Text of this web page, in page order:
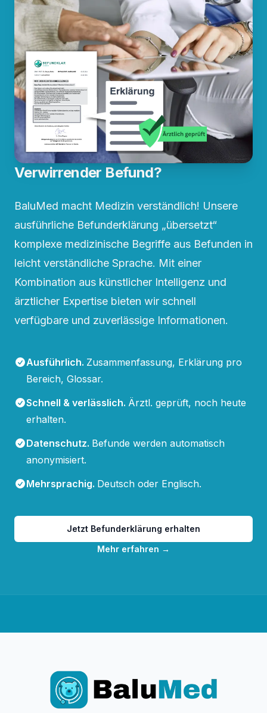
Verwirrender Befund?
BaluMed macht Medizin verständlich! Unsere
ausführliche Befunderklärung „übersetzt“
komplexe medizinische Begriffe aus Befunden in
leicht verständliche Sprache. Mit einer
Kombination aus künstlicher Intelligenz und
ärztlicher Expertise bieten wir schnell
verfügbare und zuverlässige Informationen.
Ausführlich. Zusammenfassung, Erklärung pro
Bereich, Glossar.
Schnell & verlässlich. Ärztl. geprüft, noch heute
erhalten.
Datenschutz. Befunde werden automatisch
anonymisiert.
Mehrsprachig. Deutsch oder Englisch.
Jetzt Befunderklärung erhalten
Mehr erfahren →